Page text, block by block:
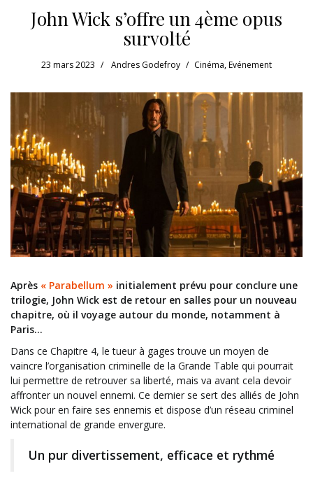
John Wick s’offre un 4ème opus
survolté
23 mars 2023 Andres Godefroy Cinéma,Evénement
Après « Parabellum » initialement prévu pour conclure une
trilogie, John Wick est de retour en salles pour un nouveau
chapitre, où il voyage autour du monde, notamment à
Paris…
Dans ce Chapitre 4, le tueur à gages trouve un moyen de
vaincre l’organisation criminelle de la Grande Table qui pourrait
lui permettre de retrouver sa liberté, mais va avant cela devoir
affronter un nouvel ennemi. Ce dernier se sert des alliés de John
Wick pour en faire ses ennemis et dispose d’un réseau criminel
international de grande envergure.
Un pur divertissement, efficace et rythmé